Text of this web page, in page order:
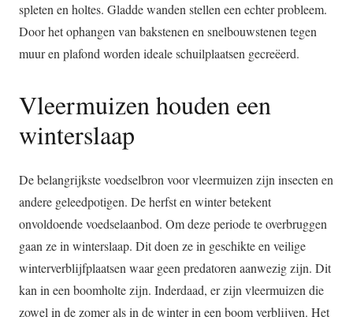
spleten en holtes. Gladde wanden stellen een echter probleem.
Door het ophangen van bakstenen en snelbouwstenen tegen
muur en plafond worden ideale schuilplaatsen gecreëerd.
Vleermuizen houden een
winterslaap
De belangrijkste voedselbron voor vleermuizen zijn insecten en
andere geleedpotigen. De herfst en winter betekent
onvoldoende voedselaanbod. Om deze periode te overbruggen
gaan ze in winterslaap. Dit doen ze in geschikte en veilige
winterverblijfplaatsen waar geen predatoren aanwezig zijn. Dit
kan in een boomholte zijn. Inderdaad, er zijn vleermuizen die
zowel in de zomer als in de winter in een boom verblijven. Het